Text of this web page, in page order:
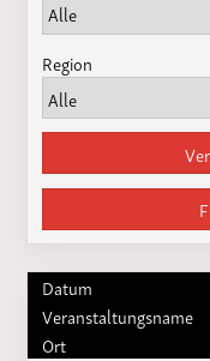
Region
Datum
Veranstaltungsname
Ort